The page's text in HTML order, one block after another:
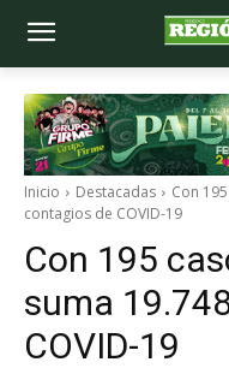
Inicio Destacadas
Con
contagios de COVID-19
Con 195
suma
COVID-19